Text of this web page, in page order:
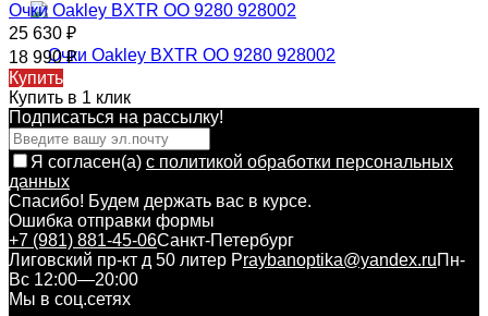
Очки Oakley BXTR OO 9280 928002
25 630 ₽
18 990₽
Купить
Купить в 1 клик
Подписаться на рассылкy!
Я согласен(a) с политикой обработки персональных
данных
Спасибо! Будем держать вас в курсе.
Ошибка отправки формы
+7 (981) 881-45-06Санкт-Петербург
Лиговский пр-кт д 50 литер Рraybanoptika@yandex.ruПн-
Вс 12:00—20:00
Мы в соц.сетях